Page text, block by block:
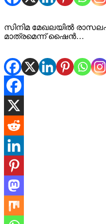
സിനിമ മേഖലയിൽ
മാത്രമെന്ന് ഷൈൻ…